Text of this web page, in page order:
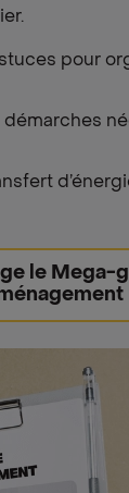
pour
démarches
le Mega-